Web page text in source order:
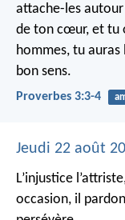
attache-les
de ton cœur, et tu
hommes, tu auras
bon sens.
Proverbes 3:3-4
Jeudi 22 août
L’injustice
occasion, il